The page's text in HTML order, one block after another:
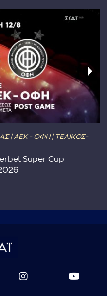
| ΑΕΚ - ΟΦΗ | ΤΕΛΙΚΟΣ-
Super Cup